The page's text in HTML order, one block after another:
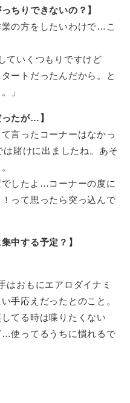
ちりできないの？】
業の方をしたいわけで…こ
ていくつもりですけど
ートだったんだから。と
」
たが…】
言ったコーナーはなかっ
賭けに出ましたね。あそ
したよ…コーナーの度に
って思ったら突っ込んで
中する予定？】
おもにエアロダイナミ
手応えだったとのこと。
てる時は喋りたくない
…使ってるうちに慣れるで